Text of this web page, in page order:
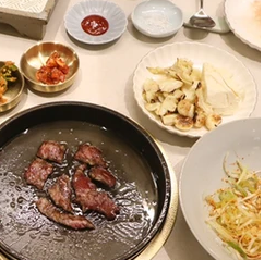
올초이스 강남여시
게인 잠실호빠 후기 선릉호빠